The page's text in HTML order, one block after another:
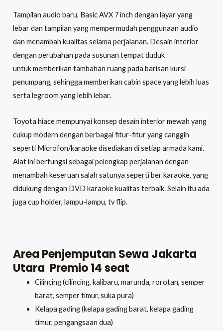
Tampilan audio baru, Basic AVX 7 inch dengan layar yang
lebar dan tampilan yang mempermudah penggunaan audio
dan menambah kualitas selama perjalanan. Desain interior
dengan perubahan pada susunan tempat duduk
untuk memberikan tambahan ruang pada barisan kursi
penumpang, sehingga memberikan cabin space yang lebih luas
serta legroom yang lebih lebar.
Toyota hiace mempunyai konsep desain interior mewah yang
cukup modern dengan berbagai fitur-fitur yang canggih
seperti Microfon/karaoke disediakan di setiap armada kami.
Alat ini berfungsi sebagai pelengkap perjalanan dengan
menambah keseruan salah satunya seperti ber karaoke, yang
didukung dengan DVD karaoke kualitas terbaik. Selain itu ada
juga cup holder, lampu-lampu, tv flip.
Area Penjemputan Sewa Jakarta
Utara Premio 14 seat
Cilincing (cilincing, kalibaru, marunda, rorotan, semper
barat, semper timur, suka pura)
Kelapa gading (kelapa gading barat, kelapa gading
timur, pengangsaan dua)